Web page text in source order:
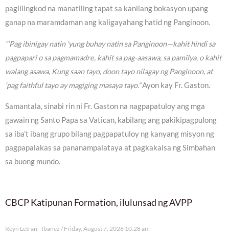
paglilingkod na manatiling tapat sa kanilang bokasyon upang
ganap na maramdaman ang kaligayahang hatid ng Panginoon.
“‘Pag ibinigay natin ‘yung buhay natin sa Panginoon—kahit hindi sa
pagpapari o sa pagmamadre, kahit sa pag-aasawa, sa pamilya, o kahit
walang asawa, Kung saan tayo, doon tayo nilagay ng Panginoon, at
‘pag faithful tayo ay magiging masaya tayo.”Ayon kay Fr. Gaston.
Samantala, sinabi rin ni Fr. Gaston na nagpapatuloy ang mga
gawain ng Santo Papa sa Vatican, kabilang ang pakikipagpulong
sa iba’t ibang grupo bilang pagpapatuloy ng kanyang misyon ng
pagpapalakas sa pananampalataya at pagkakaisa ng Simbahan
sa buong mundo.
CBCP Katipunan Formation, ilulunsad ng AVPP
Reyn Letran - Ibañez Friday, August 7, 2026 10:28 am